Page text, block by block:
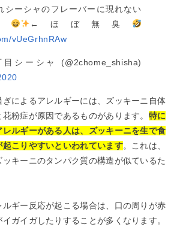
シーシャのフレーバーに現れない
←ほぼ無臭
vUeGrhnRAw
シーシャ (@2chome_shisha)
ぎによるアレルギーには、ズッキーニ自体
粉症が原因であるものがあります。 特に
ルギーがある人は、ズッキーニを生で食
こりやすいといわれています。これは、
キーニのタンパク質の構造が似ているた
ギー反応が起こる場合は、口の周りが赤
ガイガしたりすることが多くなります。